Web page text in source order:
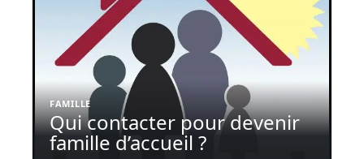
FAMILLE
Qui contacter pour devenir
famille d’accueil ?